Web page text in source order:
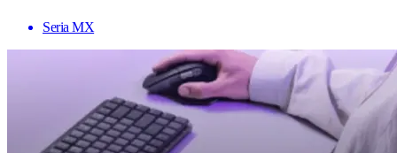
Seria MX